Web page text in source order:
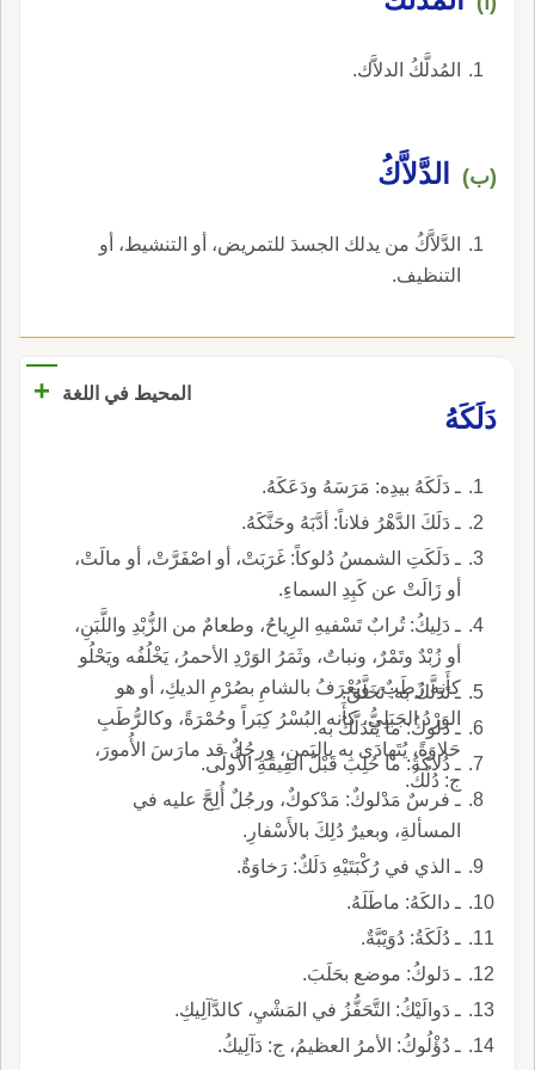
المُدلَّكُ الدلاَّك.
(ب) الدَّلاَّكُ
الدَّلاَّكُ من يدلك الجسدَ للتمريض، أو التنشيط، أو
التنظيف.
المحيط في اللغة
+
دَلَكَهُ
ـ دَلَكَهُ بيدِه: مَرَسَهُ ودَعَكَهُ.
ـ دَلَكَ الدَّهْرُ فلاناً: أدَّبَهُ وحَنَّكَهُ.
ـ دَلَكَتِ الشمسُ دُلوكاً: غَرَبَتْ، أو اصْفَرَّتْ، أو مالَتْ،
أو زَالَتْ عن كَبِدِ السماءِ.
ـ دَلِيكُ: تُرابٌ تَسْفيهِ الرِياحُ، وطعامٌ من الزُّبْدِ واللَّبَنِ،
أو زُبْدٌ وتَمْرٌ، ونباتٌ، وثَمَرُ الوَرْدِ الأحمرُ، يَخْلُفُه ويَحْلُو
كأَنه رُطَبٌ، ويُعْرَفُ بالشامِ بصُرْمِ الديكِ، أو هو
الوَرْدُ الجَبَلِيُّ، كأَنه البُسْرُ كِبَراً وحُمْرَةً، وكالرُّطَبِ
حَلاوَةً، يُتَهادَى به باليَمنِ، ورجُلٌ قد مارَسَ الأُمورَ،
ج: دُلُكُ.
ـ تَدَلَّكَ به: تَخَلَّقَ.
ـ دَلوكُ: ما يُتَدَلَّكُ به.
ـ دُلاكَةُ: ما حُلِبَ قَبْلَ الفِيقَةِ الأُولَى.
ـ فرسٌ مَدْلوكٌ: مَدْكوكٌ، ورجُلٌ أُلِحَّ عليه في
المسألةِ، وبعيرٌ دُلِكَ بالأَسْفارِ.
ـ الذي في رُكْبَتَيْهِ دَلَكٌ: رَخاوَةٌ.
ـ دالكَهُ: ماطَلَهُ.
ـ دُلَكَةُ: دُوَيْبَّةٌ.
ـ دَلوكُ: موضع بحَلَبَ.
ـ دَوالَيْكُ: التَّحَفُّزُ في المَشْيِ، كالدَّآلِيكِ.
ـ دُؤْلُوكُ: الأمرُ العظيمُ، ج: دَآلِيكُ.